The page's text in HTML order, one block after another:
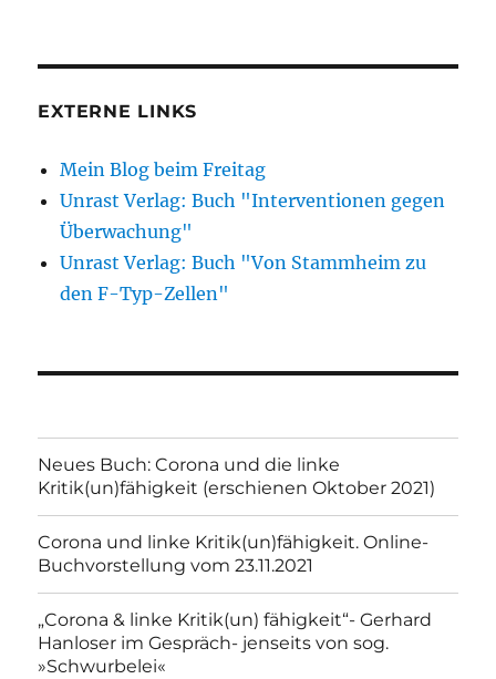
EXTERNE LINKS
Mein Blog beim Freitag
Unrast Verlag: Buch "Interventionen gegen
Überwachung"
Unrast Verlag: Buch "Von Stammheim zu
den F-Typ-Zellen"
Neues Buch: Corona und die linke
Kritik(un)fähigkeit (erschienen Oktober 2021)
Corona und linke Kritik(un)fähigkeit. Online-
Buchvorstellung vom 23.11.2021
„Corona & linke Kritik(un) fähigkeit“- Gerhard
Hanloser im Gespräch- jenseits von sog.
»Schwurbelei«